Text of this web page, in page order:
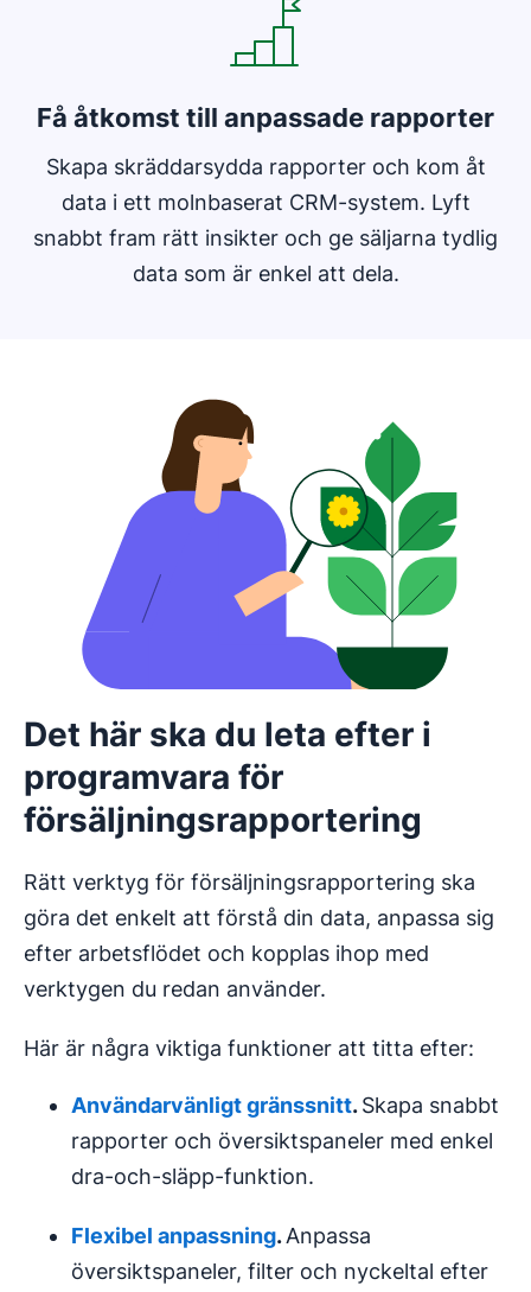
Få åtkomst till anpassade rapporter
Skapa skräddarsydda rapporter och kom åt
data i ett molnbaserat CRM-system. Lyft
snabbt fram rätt insikter och ge säljarna tydlig
data som är enkel att dela.
Det här ska du leta efter i
programvara för
försäljningsrapportering
Rätt verktyg för försäljningsrapportering ska
göra det enkelt att förstå din data, anpassa sig
efter arbetsflödet och kopplas ihop med
verktygen du redan använder.
Här är några viktiga funktioner att titta efter:
Användarvänligtgränssnitt.Skapa snabbt
rapporter och översiktspaneler med enkel
dra-och-släpp-funktion.
Flexibel anpassning.Anpassa
översiktspaneler, filter och nyckeltal efter